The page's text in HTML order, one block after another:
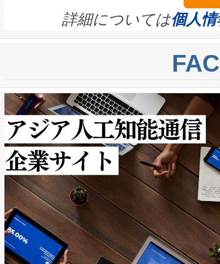
quality and reliability for AI
BESS stack to ensure battery
centers. Voltaiqは、ai&のAI
からシステム統合、試運転、
クルの各段階のデータを監視
[…]
す。ノーマルモードでは、
ートル先まで検出でき、これ
トに対して約600メートルに
では、反射率10％のターゲッ
で向上し、最大検知距離は
ットだけで最大1キロメート
ルの変電所周囲を監視でき、
作業と点群処理を簡素化でき
Avia 2は、2種類のFOVオプシ
× 80°のノーマルモード、長
ードを切り替えて使用するこ
ることなく、単一のデバイス
詳細については個人